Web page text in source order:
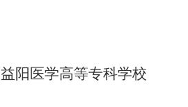
益阳医学高等专科学校